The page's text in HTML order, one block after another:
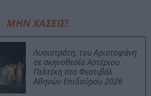
ΜΗΝ ΧΑΣΕΙΣ!
Λυσιστράτη, του Αριστοφάνη
σε σκηνοθεσία Αστέριου
Πελτέκη στο Φεστιβάλ
Αθηνών Επιδαύρου 2026